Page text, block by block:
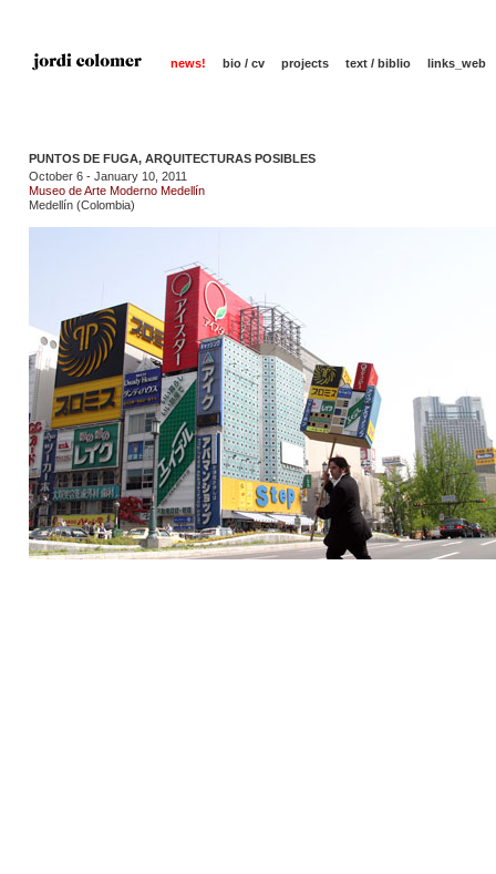
news! bio / cv projects text / biblio links_web
PUNTOS DE FUGA, ARQUITECTURAS POSIBLES
October 6 - January 10, 2011
Museo de Arte Moderno Medellín
Medellín (Colombia)